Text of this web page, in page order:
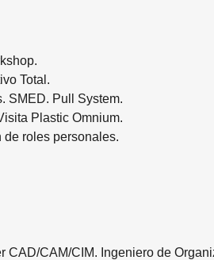
Total.
SMED. Pull System.
Plastic Omnium.
roles personales.
CAD/CAM/CIM. Ingeniero de